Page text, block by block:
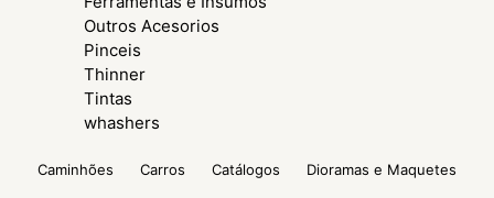
Outros Acesorios
Pinceis
Thinner
Tintas
whashers
Caminhões Carros Catálogos Dioramas e Maquetes